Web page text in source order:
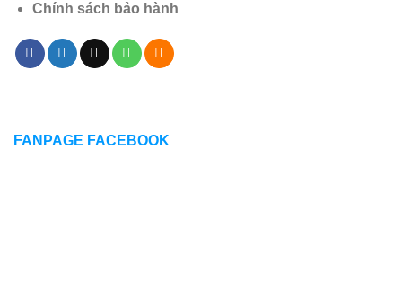
Chính sách bảo hành
FANPAGE FACEBOOK